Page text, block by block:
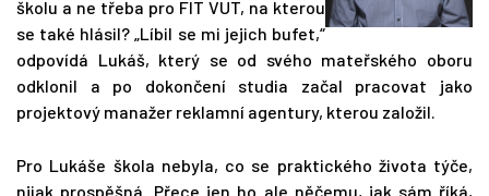
školu a ne třeba pro FIT VUT, na kterou
se také hlásil? „Líbil se mi jejich bufet,“
odpovídá Lukáš, který se od svého mateřského oboru
odklonil a po dokončení studia začal pracovat jako
projektový manažer reklamní agentury, kterou založil.
Pro Lukáše škola nebyla, co se praktického života týče,
nijak prospěšná. Přece jen ho ale něčemu, jak sám říká,